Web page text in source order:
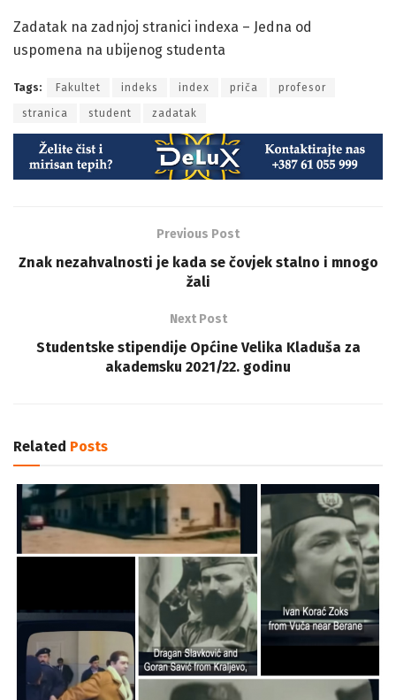
Zadatak na zadnjoj stranici indexa – Jedna od
uspomena na ubijenog studenta
Tags: Fakultet indeks index priča profesor
stranica student zadatak
Previous Post
Znak nezahvalnosti je kada se čovjek stalno i mnogo
žali
Next Post
Studentske stipendije Općine Velika Kladuša za
akademsku 2021/22. godinu
Related Posts